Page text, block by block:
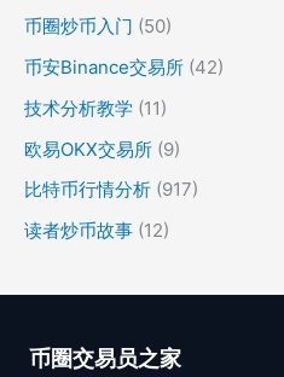
币圈炒币入门 (50)
币安Binance交易所 (42)
技术分析教学 (11)
欧易OKX交易所 (9)
比特币行情分析 (917)
读者炒币故事 (12)
币圈交易员之家